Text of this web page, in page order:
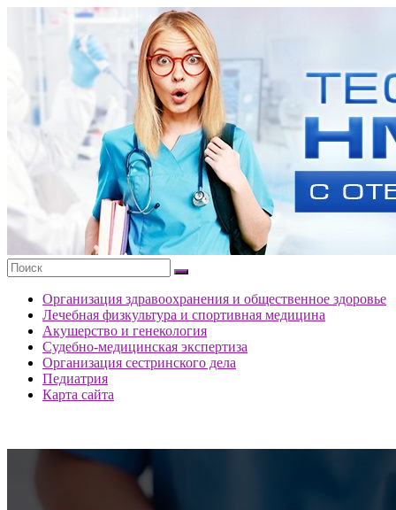
содержимому
портала
ответами
Организация здравоохранения и общественное здоровье
Лечебная физкультура и спортивная медицина
Акушерство и генекология
Судебно-медицинская экспертиза
Организация сестринского дела
Педиатрия
Карта сайта